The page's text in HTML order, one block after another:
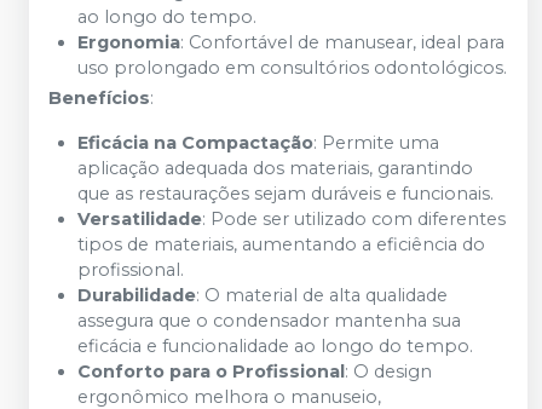
ao longo do tempo.
Ergonomia: Confortável de manusear, ideal para
uso prolongado em consultórios odontológicos.
Benefícios:
Eficácia na Compactação: Permite uma
aplicação adequada dos materiais, garantindo
que as restaurações sejam duráveis e funcionais.
Versatilidade: Pode ser utilizado com diferentes
tipos de materiais, aumentando a eficiência do
profissional.
Durabilidade: O material de alta qualidade
assegura que o condensador mantenha sua
eficácia e funcionalidade ao longo do tempo.
Conforto para o Profissional: O design
ergonômico melhora o manuseio,